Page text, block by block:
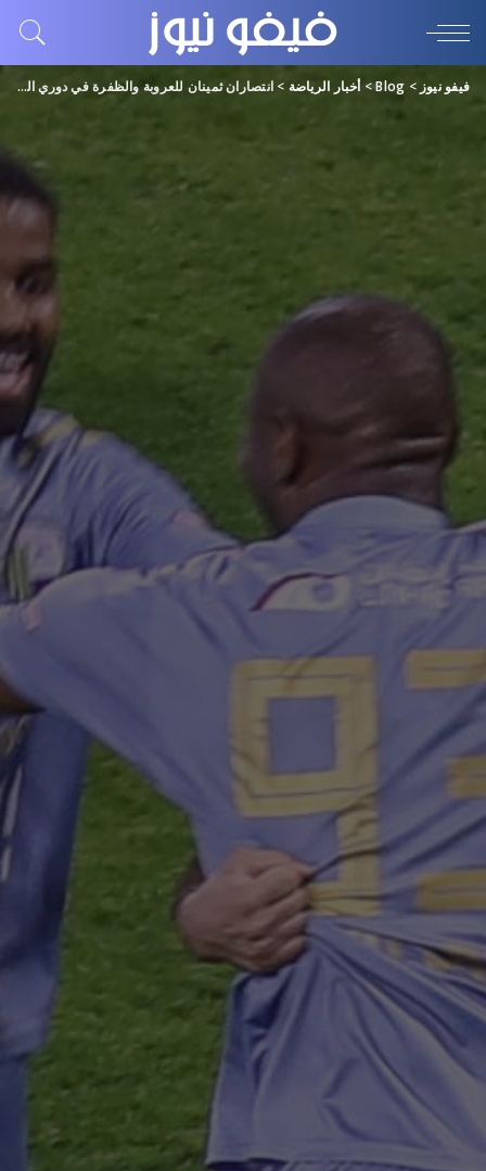
فيفو نيوز >
Blog
> أخبار الرياضة > انتصاران ثمينان للعروبة والظفرة في دوري الأولى